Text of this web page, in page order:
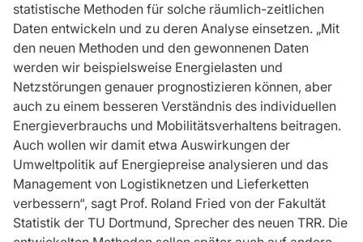
statistische Methoden für solche räumlich-zeitlichen
Daten entwickeln und zu deren Analyse einsetzen. „Mit
den neuen Methoden und den gewonnenen Daten
werden wir beispielsweise Energielasten und
Netzstörungen genauer prognostizieren können, aber
auch zu einem besseren Verständnis des individuellen
Energieverbrauchs und Mobilitätsverhaltens beitragen.
Auch wollen wir damit etwa Auswirkungen der
Umweltpolitik auf Energiepreise analysieren und das
Management von Logistiknetzen und Lieferketten
verbessern“, sagt Prof. Roland Fried von der Fakultät
Statistik der TU Dortmund, Sprecher des neuen TRR. Die